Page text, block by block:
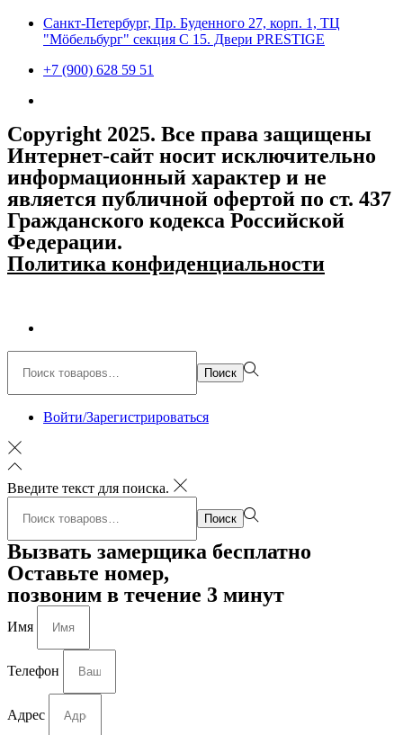
Санкт-Петербург, Пр. Буденного 27, корп. 1, ТЦ
"Мöбельбург" секция С 15. Двери PRESTIGE
+7 (900) 628 59 51
Copyright 2025. Все права защищены
Интернет-сайт носит исключительно
информационный характер и не
является публичной офертой по ст. 437
Гражданского кодекса Российской
Федерации.
Политика конфиденциальности
Поиск
Войти/Зарегистрироваться
Введите текст для поиска.
Поиск
Вызвать замерщика бесплатно
Оставьте номер,
позвоним в течение 3 минут
Имя
Телефон
Адрес